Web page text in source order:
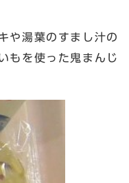
や湯葉のすまし汁の
もを使った鬼まんじ